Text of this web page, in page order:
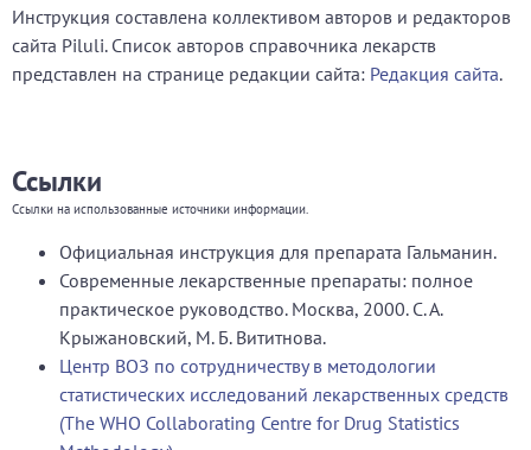
Инструкция составлена коллективом авторов и редакторов
сайта Piluli. Список авторов справочника лекарств
представлен на странице редакции сайта: Редакция сайта.
Ссылки
Ссылки на использованные источники информации.
Официальная инструкция для препарата Гальманин.
Современные лекарственные препараты: полное
практическое руководство. Москва, 2000. С. А.
Крыжановский, М. Б. Вититнова.
Центр ВОЗ по сотрудничеству в методологии
статистических исследований лекарственных средств
(The WHO Collaborating Centre for Drug Statistics